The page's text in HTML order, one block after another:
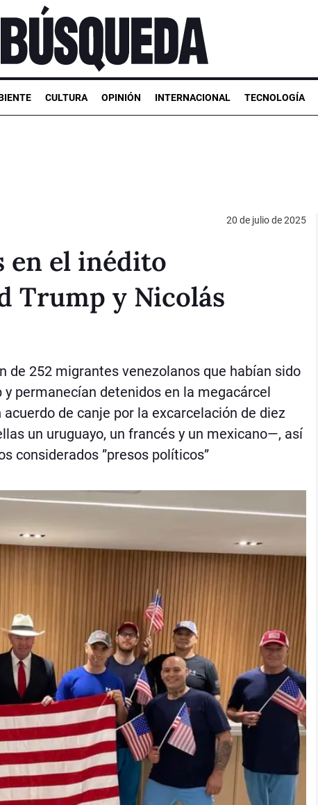
CULTURA OPINIÓN INTERNACIONAL TECNOLOGÍA
20 de julio de 2025
en el inédito
Trump y Nicolás
de 252 migrantes venezolanos que habían sido
permanecían detenidos en la megacárcel
de canje por la excarcelación de diez
un uruguayo, un francés y un mexicano—, así
considerados ”presos políticos”